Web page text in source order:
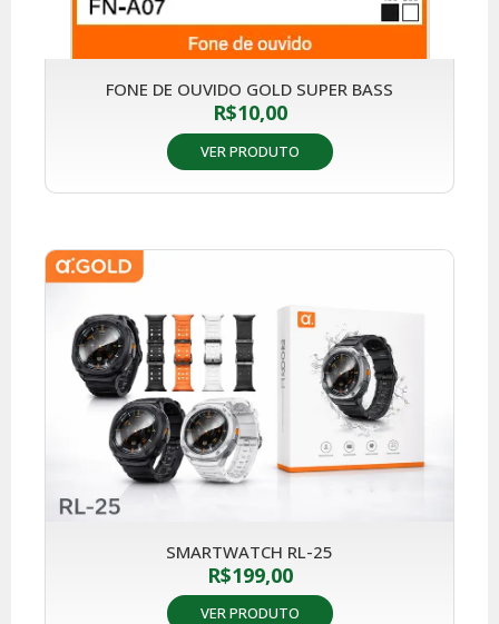
FONE DE OUVIDO GOLD SUPER BASS
R$10,00
VER PRODUTO
SMARTWATCH RL-25
R$199,00
VER PRODUTO